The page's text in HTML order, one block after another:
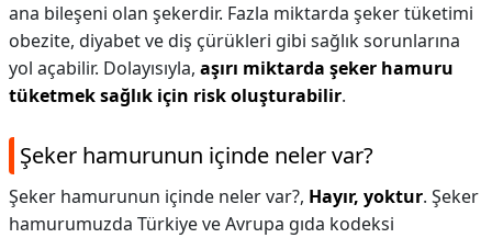
ana bileşeni olan şekerdir. Fazla miktarda şeker tüketimi
obezite, diyabet ve diş çürükleri gibi sağlık sorunlarına
yol açabilir. Dolayısıyla, aşırı miktarda şeker hamuru
tüketmek sağlık için risk oluşturabilir.
Şeker hamurunun içinde neler var?
Şeker hamurunun içinde neler var?, Hayır, yoktur. Şeker
hamurumuzda Türkiye ve Avrupa gıda kodeksi